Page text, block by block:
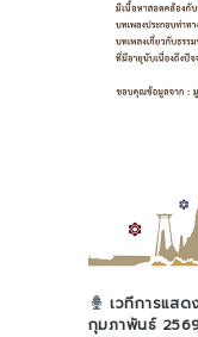
เวทีการแสด
กุมภาพันธ์